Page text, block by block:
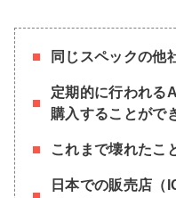
同じスペックの他
定期的に行われる
購入することがで
これまで壊れたこ
日本での販売店（